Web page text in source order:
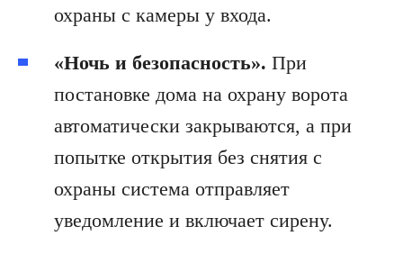
охраны с камеры у входа.
«Ночь и безопасность». При
постановке дома на охрану ворота
автоматически закрываются, а при
попытке открытия без снятия с
охраны система отправляет
уведомление и включает сирену.